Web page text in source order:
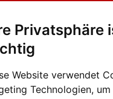
Privatsphäre
Website verwendet
Technologien, um